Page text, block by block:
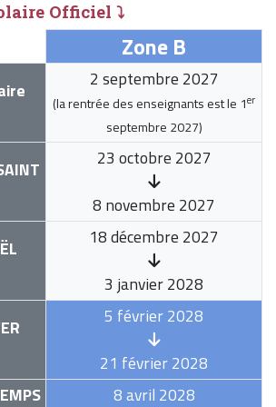
Officiel ⤵
Zone B
2 septembre 2027
(la rentrée des enseignants est le 1er
septembre 2027)
23 octobre 2027
8 novembre 2027
18 décembre 2027
3 janvier 2028
5 février 2028
21 février 2028
8 avril 2028